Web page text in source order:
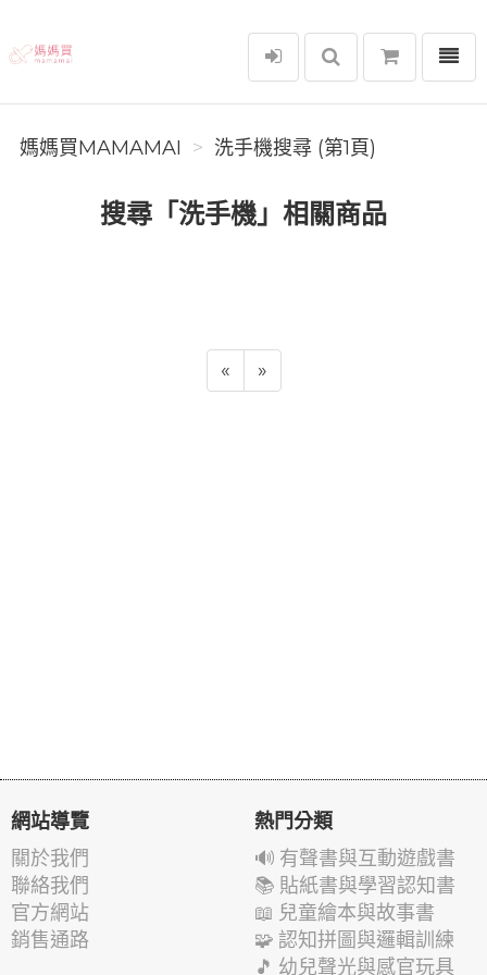
媽媽買MAMAMAI
選單
媽媽買MAMAMAI 洗手機搜尋 (第1頁)
搜尋「洗手機」相關商品
« »
網站導覽
關於我們
聯絡我們
官方網站
銷售通路
熱門分類
🔊 有聲書與互動遊戲書
📚 貼紙書與學習認知書
📖 兒童繪本與故事書
🧩 認知拼圖與邏輯訓練
🎵 幼兒聲光與感官玩具